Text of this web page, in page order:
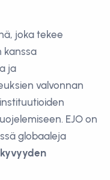
joka tekee
kanssa
ja
valvonnan
EJO on
globaaleja